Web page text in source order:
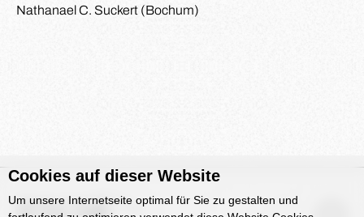
Nathanael C. Suckert (Bochum)
Cookies auf dieser Website
Um unsere Internetseite optimal für Sie zu gestalten und